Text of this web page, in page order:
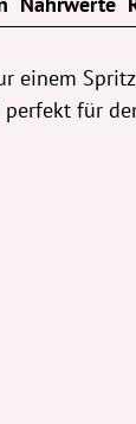
einem
für